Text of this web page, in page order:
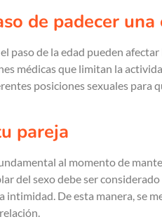
de padecer
paso de la edad pueden
médicas que limitan la
posiciones sexuales para
pareja
al momento de
del sexo debe ser
intimidad. De esta manera, se